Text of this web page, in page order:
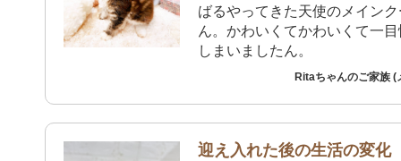
ばるやってきた天使のメイン
ん。かわいくてかわいくて一
しまいましたん。
Ritaちゃんのご家族 (
迎え入れた後の生活の変化